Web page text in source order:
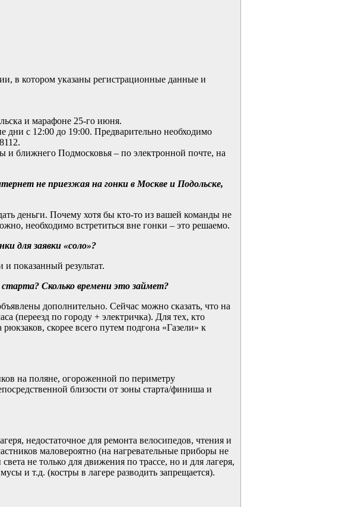
в котором указаны регистрационные данные и
и марафоне 25-го июня.
с 12:00 до 19:00. Предварительно необходимо
ближнего Подмосковья – по электронной почте, на
не приезжая на гонки в Москве и Подольске,
деньги. Почему хотя бы кто-то из вашей команды не
необходимо встретиться вне гонки – это решаемо.
для заявки «соло»?
показанный результат.
Сколько времени это займет?
дополнительно. Сейчас можно сказать, что на
(переезд по городу + электричка). Для тех, кто
скорее всего путем подгона «Газели» к
на поляне, огороженной по периметру
близости от зоны старта/финиша и
недостаточное для ремонта велосипедов, чтения и
маловероятно (на нагревательные приборы не
не только для движения по трассе, но и для лагеря,
и т.д. (костры в лагере разводить запрещается).